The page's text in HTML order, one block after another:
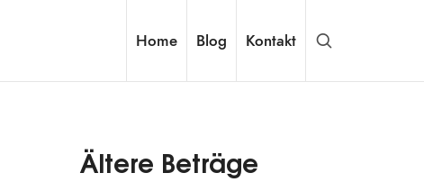
Home Blog Kontakt
Ältere Beträge